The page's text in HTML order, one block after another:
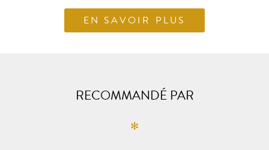
EN SAVOIR PLUS
RECOMMANDÉ PAR
✻